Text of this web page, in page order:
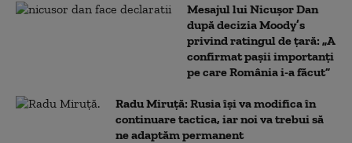
Mesajul lui Nicușor Dan
după decizia Moody’s
privind ratingul de țară: „A
confirmat pașii importanți
pe care România i-a făcut”
Radu Miruță: Rusia își va modifica în
continuare tactica, iar noi va trebui să
ne adaptăm permanent